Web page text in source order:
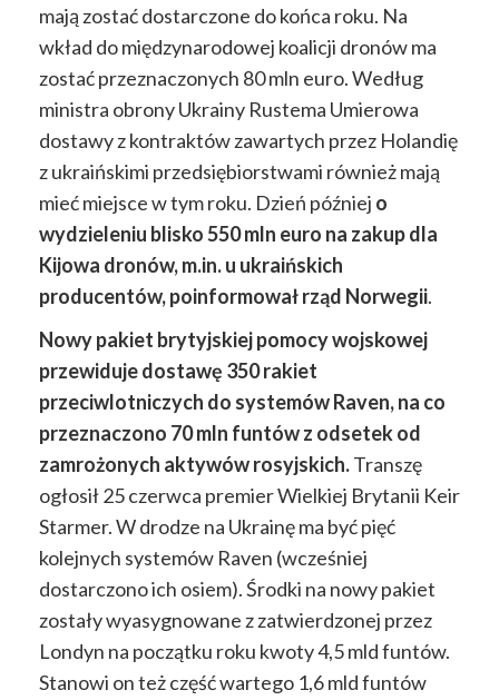
mają zostać dostarczone do końca roku. Na
wkład do międzynarodowej koalicji dronów ma
zostać przeznaczonych 80 mln euro. Według
ministra obrony Ukrainy Rustema Umierowa
dostawy z kontraktów zawartych przez Holandię
z ukraińskimi przedsiębiorstwami również mają
mieć miejsce w tym roku. Dzień później o
wydzieleniu blisko 550 mln euro na zakup dla
Kijowa dronów, m.in. u ukraińskich
producentów, poinformował rząd Norwegii.
Nowy pakiet brytyjskiej pomocy wojskowej
przewiduje dostawę 350 rakiet
przeciwlotniczych do systemów Raven, na co
przeznaczono 70 mln funtów z odsetek od
zamrożonych aktywów rosyjskich.Transzę
ogłosił 25 czerwca premier Wielkiej Brytanii Keir
Starmer. W drodze na Ukrainę ma być pięć
kolejnych systemów Raven (wcześniej
dostarczono ich osiem). Środki na nowy pakiet
zostały wyasygnowane z zatwierdzonej przez
Londyn na początku roku kwoty 4,5 mld funtów.
Stanowi on też część wartego 1,6 mld funtów